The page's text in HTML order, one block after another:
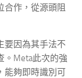
合作，從源頭阻
要因為其手法不
。Meta此次的強
能夠即時識別可